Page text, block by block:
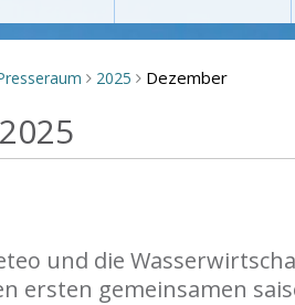
> 2025 > Dezember
und die
ersten gemeinsamen